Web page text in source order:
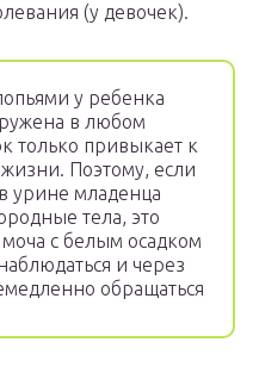
(у девочек).
у ребенка
в любом
только привыкает к
Поэтому, если
урине младенца
тела, это
с белым осадком
и через
обращаться